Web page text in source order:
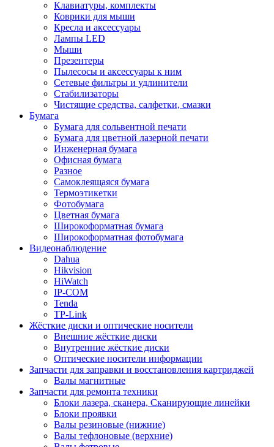
Клавиатуры, комплекты
Коврики для мыши
Кресла и аксессуары
Лампы LED
Мыши
Презентеры
Пылесосы и аксессуары к ним
Сетевые фильтры и удлинители
Стабилизаторы
Чистящие средства, салфетки, смазки
Бумага
Бумага для сольвентной печати
Бумага для цветной лазерной печати
Инженерная бумага
Офисная бумага
Разное
Самоклеящаяся бумага
Термоэтикетки
Фотобумага
Цветная бумага
Широкоформатная бумага
Широкоформатная фотобумага
Видеонаблюдение
Dahua
Hikvision
HiWatch
IP-COM
Tenda
TP-Link
Жёсткие диски и оптические носители
Внешние жёсткие диски
Внутренние жёсткие диски
Оптические носители информации
Запчасти для заправки и восстановления картриджей
Валы магнитные
Запчасти для ремонта техники
Блоки лазера, сканера, Сканирующие линейки
Блоки проявки
Валы резиновые (нижние)
Валы тефлоновые (верхние)